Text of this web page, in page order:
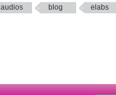
audios blog elabs